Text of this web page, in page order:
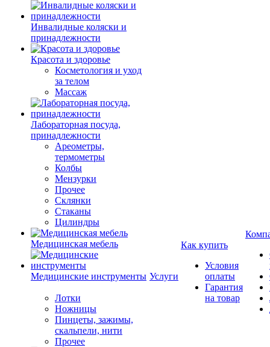
Инвалидные коляски и
принадлежности
Красота и здоровье
Косметология и уход
за телом
Массаж
Лабораторная посуда,
принадлежности
Ареометры,
термометры
Колбы
Мензурки
Прочее
Склянки
Стаканы
Цилиндры
Медицинская мебель
Медицинские инструменты
Лотки
Ножницы
Пинцеты, зажимы,
скальпели, нити
Прочее
Услуги
Как купить
Условия
оплаты
Гарантия
на товар